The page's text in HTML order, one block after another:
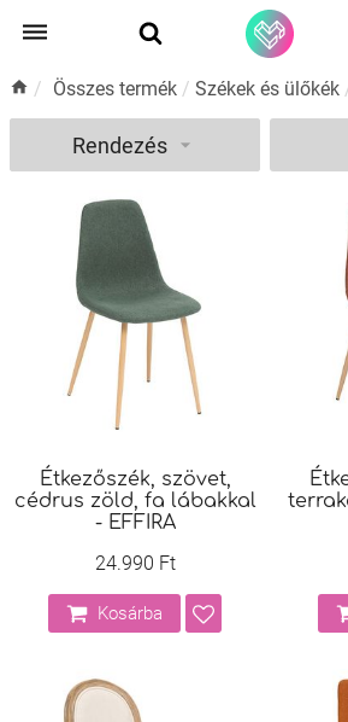
/ Összes termék / Székek és ülőkék
Rendezés
Étkezőszék, szövet,
cédrus zöld, fa lábakkal
- EFFIRA
24.990 Ft
Kosárba